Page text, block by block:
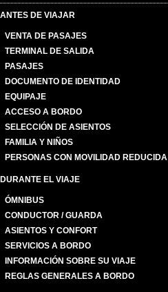
DE VIAJAR
VENTA DE PASAJES
TERMINAL DE SALIDA
PASAJES
DOCUMENTO DE IDENTIDAD
EQUIPAJE
ACCESO A BORDO
SELECCIÓN DE ASIENTOS
FAMILIA Y NIÑOS
PERSONAS CON MOVILIDAD REDUCIDA
EL VIAJE
ÓMNIBUS
CONDUCTOR / GUARDA
ASIENTOS Y CONFORT
SERVICIOS A BORDO
INFORMACIÓN SOBRE SU VIAJE
REGLAS GENERALES A BORDO